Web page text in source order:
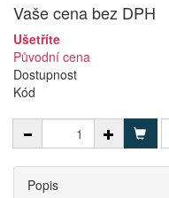
Vaše cena bez DPH
Ušetříte
Původní cena
Dostupnost
Kód
Popis